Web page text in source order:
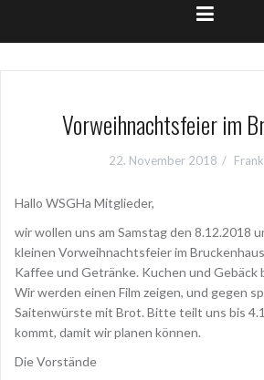
Vorweihnachtsfeier im
22. November 2018
Hallo WSGHa Mitglieder,
wir wollen uns am Samstag den 8.12.2018
kleinen Vorweihnachtsfeier im
Kaffee und Getränke. Kuchen und
Wir werden einen Film zeigen, und gegen
Saitenwürste mit Brot. Bitte teilt uns bis
kommt, damit wir planen können.
Die Vorstände